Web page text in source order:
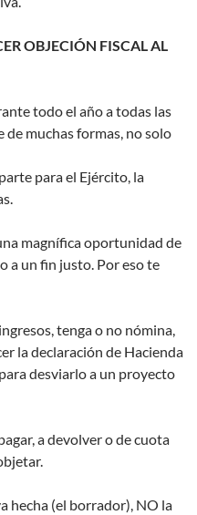
OBJECIÓN FISCAL AL
todo el año a todas las
de muchas formas, no solo
para el Ejército, la
magnífica oportunidad de
a un fin justo. Por eso te
tenga o no nómina,
la declaración de Hacienda
desviarlo a un proyecto
a devolver o de cuota
hecha (el borrador), NO la